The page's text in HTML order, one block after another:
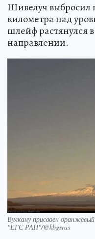
Шивелуч выбросил
километра над
шлейф растянулся
направлении.
Вулкану присвоен
"ЕГС РАН"/@kbgsras